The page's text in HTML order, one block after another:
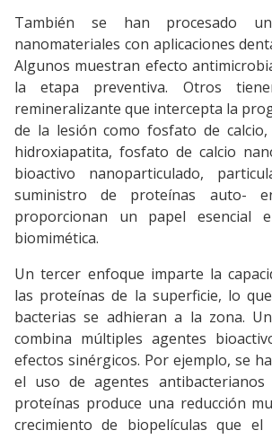
También se han procesado
nanomateriales con aplicaciones
Algunos muestran efecto
la etapa preventiva. Otros
remineralizante que intercepta la
de la lesión como fosfato de calcio,
hidroxiapatita, fosfato de calcio
bioactivo nanoparticulado,
suministro de proteínas auto-
proporcionan un papel esencial
biomimética.
Un tercer enfoque imparte la
las proteínas de la superficie, lo
bacterias se adhieran a la zona.
combina múltiples agentes
efectos sinérgicos. Por ejemplo, se
el uso de agentes
proteínas produce una reducción
crecimiento de biopelículas que